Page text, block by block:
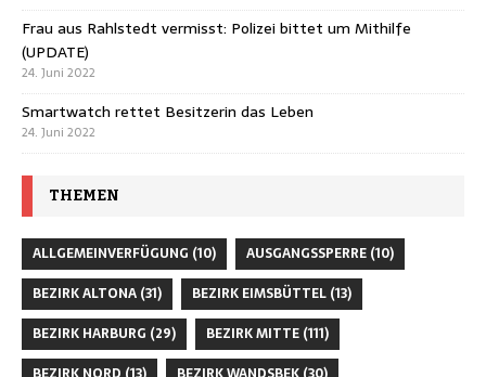
Frau aus Rahlstedt vermisst: Polizei bittet um Mithilfe
(UPDATE)
24. Juni 2022
Smartwatch rettet Besitzerin das Leben
24. Juni 2022
THEMEN
ALLGEMEINVERFÜGUNG (10) AUSGANGSSPERRE (10)
BEZIRK ALTONA (31) BEZIRK EIMSBÜTTEL (13)
BEZIRK HARBURG (29) BEZIRK MITTE (111)